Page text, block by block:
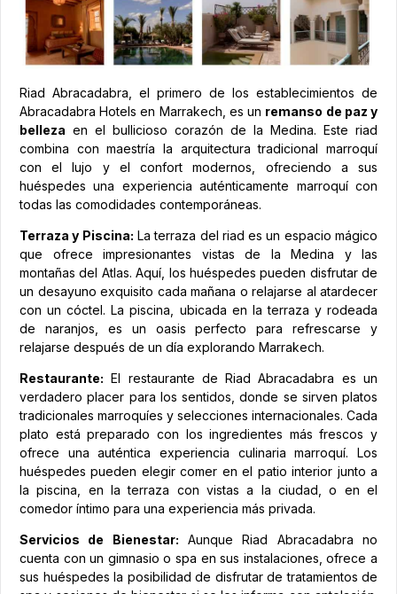
Riad Abracadabra, el primero de los establecimientos de
Abracadabra Hotels en Marrakech, es un remanso de paz y
belleza en el bullicioso corazón de la Medina. Este riad
combina con maestría la arquitectura tradicional marroquí
con el lujo y el confort modernos, ofreciendo a sus
huéspedes una experiencia auténticamente marroquí con
todas las comodidades contemporáneas.
Terraza y Piscina: La terraza del riad es un espacio mágico
que ofrece impresionantes vistas de la Medina y las
montañas del Atlas. Aquí, los huéspedes pueden disfrutar de
un desayuno exquisito cada mañana o relajarse al atardecer
con un cóctel. La piscina, ubicada en la terraza y rodeada
de naranjos, es un oasis perfecto para refrescarse y
relajarse después de un día explorando Marrakech.
Restaurante: El restaurante de Riad Abracadabra es un
verdadero placer para los sentidos, donde se sirven platos
tradicionales marroquíes y selecciones internacionales. Cada
plato está preparado con los ingredientes más frescos y
ofrece una auténtica experiencia culinaria marroquí. Los
huéspedes pueden elegir comer en el patio interior junto a
la piscina, en la terraza con vistas a la ciudad, o en el
comedor íntimo para una experiencia más privada.
Servicios de Bienestar: Aunque Riad Abracadabra no
cuenta con un gimnasio o spa en sus instalaciones, ofrece a
sus huéspedes la posibilidad de disfrutar de tratamientos de